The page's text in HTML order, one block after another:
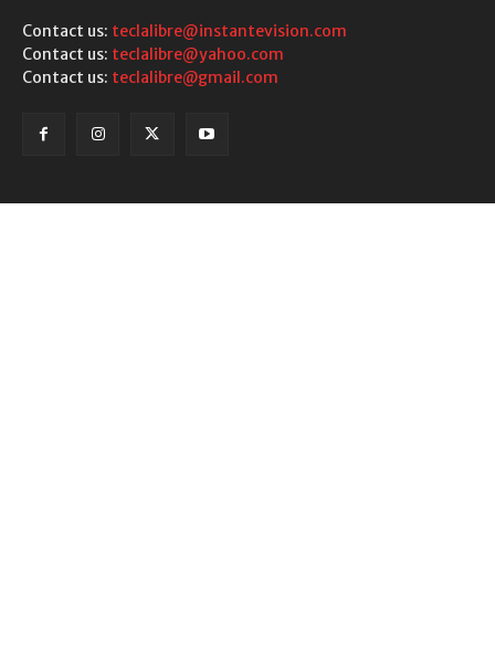
Contact us: teclalibre@instantevision.com
Contact us: teclalibre@yahoo.com
Contact us: teclalibre@gmail.com